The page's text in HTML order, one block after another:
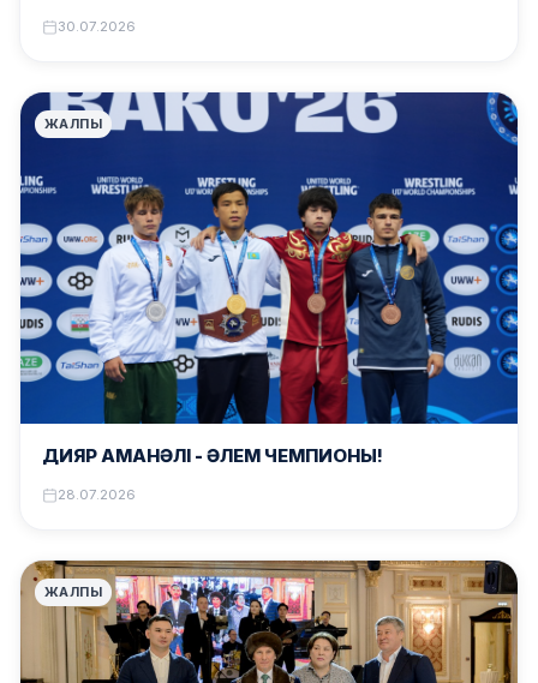
30.07.2026
ЖАЛПЫ
ДИЯР АМАНӘЛІ – ӘЛЕМ ЧЕМПИОНЫ!
28.07.2026
ЖАЛПЫ